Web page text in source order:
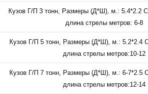
Кузов Г/П 3 тонн, Размеры (Д*Ш), м.: 5.4*2.2
длина стрелы метров: 6-8
Кузов Г/П 5 тонн, Размеры (Д*Ш), м.: 5.2*2.4
длина стрелы метров:10-12
Кузов Г/П 7 тонн, Размеры (Д*Ш), м.: 6-7*2.5
длина стрелы метров:12-14